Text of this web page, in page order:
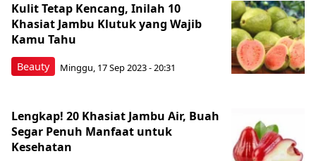
Beauty
Kulit Tetap Kencang, Inilah 10
Khasiat Jambu Klutuk yang Wajib
Kamu Tahu
Minggu, 17 Sep 2023 - 20:31
Lengkap! 20 Khasiat Jambu Air, Buah
Segar Penuh Manfaat untuk
Kesehatan